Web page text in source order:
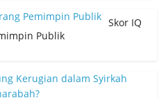
Skor IQ
Publik